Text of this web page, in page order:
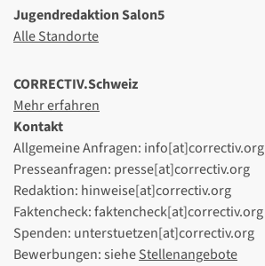
Jugendredaktion Salon5
Alle Standorte
CORRECTIV.Schweiz
Mehr erfahren
Kontakt
Allgemeine Anfragen: info[at]correctiv.org
Presseanfragen: presse[at]correctiv.org
Redaktion: hinweise[at]correctiv.org
Faktencheck: faktencheck[at]correctiv.org
Spenden: unterstuetzen[at]correctiv.org
Bewerbungen: sieheStellenangebote